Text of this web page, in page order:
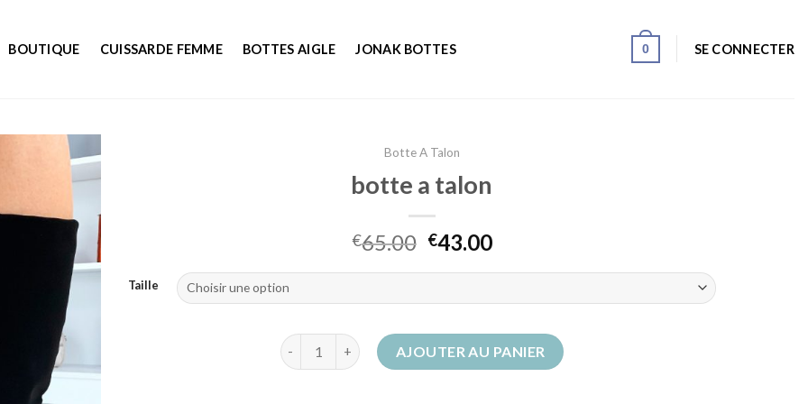
BOUTIQUE CUISSARDE FEMME BOTTES AIGLE JONAK BOTTES 0 SE CONNECTER
Botte A Talon
botte a talon
€65.00 €43.00
Taille
quantité de botte a talonAJOUTER AU PANIER